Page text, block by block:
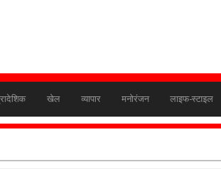
खेल व्यापार मनोरंजन लाइफ-स्टाइल